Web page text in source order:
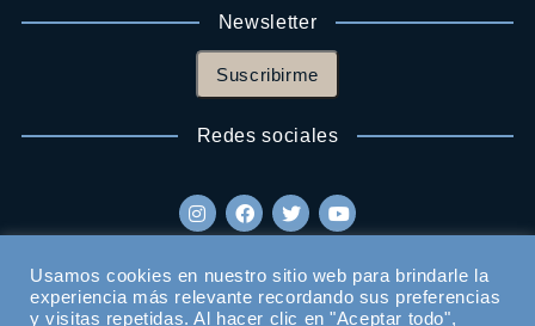
Newsletter
Suscribirme
Redes sociales
Usamos cookies en nuestro sitio web para brindarle la
experiencia más relevante recordando sus preferencias
y visitas repetidas. Al hacer clic en "Aceptar todo",